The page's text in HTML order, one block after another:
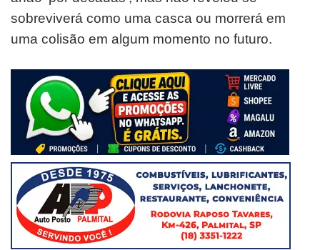
sobreviverá como uma casca ou morrerá em
uma colisão em algum momento no futuro.